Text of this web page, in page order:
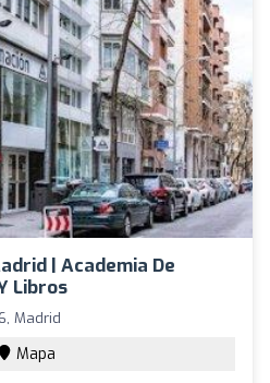
| Academia De
Libros
Madrid
Mapa